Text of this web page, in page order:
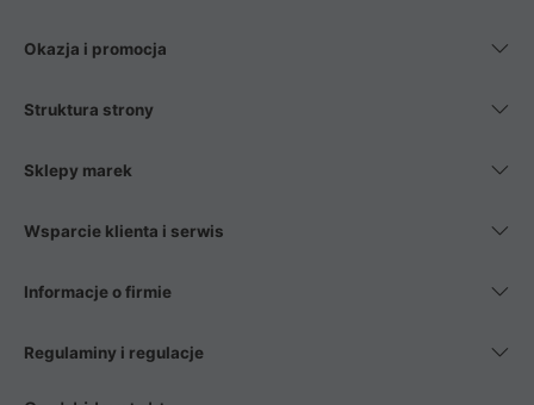
Okazja i promocja
Struktura strony
Sklepy marek
Wsparcie klienta i serwis
Informacje o firmie
Regulaminy i regulacje